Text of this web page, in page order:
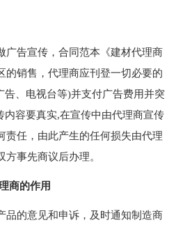
告宣传，合同范本《建材代理商
的销售，代理商应刊登一切必要的
告、电视台等)并支付广告费用并突
内容要真实,在宣传中由代理商宣传
责任，由此产生的任何损失由代理
事先商议后办理。
商的作用
的意见和申诉，及时通知制造商